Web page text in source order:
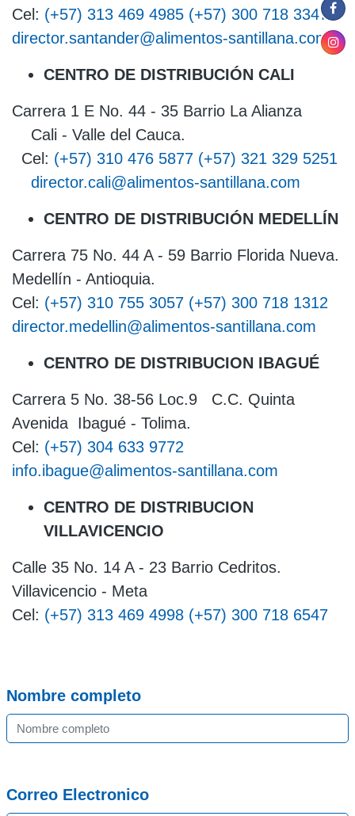
Cel: (+57) 313 469 4985 (+57) 300 718 3347
director.santander@alimentos-santillana.com
CENTRO DE DISTRIBUCIÓN CALI
​​​​​​​Carrera 1 E No. 44 - 35 Barrio La Alianza
Cali - Valle del Cauca.
Cel: (+57) 310 476 5877 (+57) 321 329 5251
director.cali@alimentos-santillana.com
CENTRO DE DISTRIBUCIÓN MEDELLÍN
Carrera 75 No. 44 A - 59 Barrio Florida Nueva.
Medellín - Antioquia.
Cel: (+57) 310 755 3057 (+57) 300 718 1312
director.medellin@alimentos-santillana.com
CENTRO DE DISTRIBUCION IBAGUÉ
Carrera 5 No. 38-56 Loc.9 C.C. Quinta
Avenida Ibagué - Tolima.
Cel: (+57) 304 633 9772
info.ibague@alimentos-santillana.com
CENTRO DE DISTRIBUCION
VILLAVICENCIO
Calle 35 No. 14 A - 23 Barrio Cedritos.
Villavicencio - Meta
Cel: (+57) 313 469 4998 (+57) 300 718 6547
Nombre completo
Correo Electronico